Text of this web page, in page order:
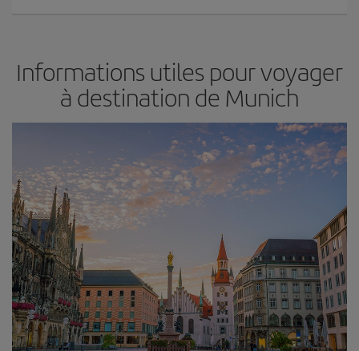
Informations utiles pour voyager
à destination de Munich